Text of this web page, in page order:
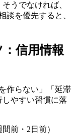
うでなければ、
談を優先すると、
信用情報
作らない」「延滞
やすい習慣に落
前・2日前）